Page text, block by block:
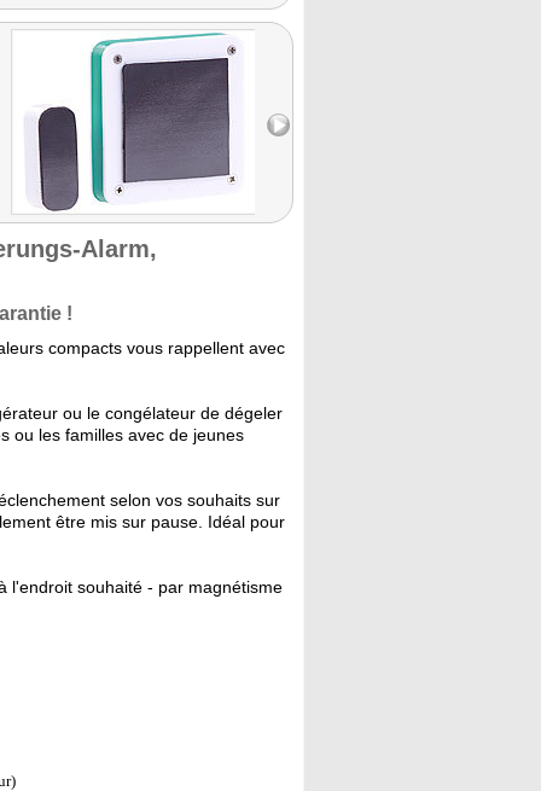
Alarm,
!
compacts vous rappellent avec
ou le congélateur de dégeler
ou les familles avec de jeunes
selon vos souhaits sur
être mis sur pause. Idéal pour
l'endroit souhaité - par magnétisme